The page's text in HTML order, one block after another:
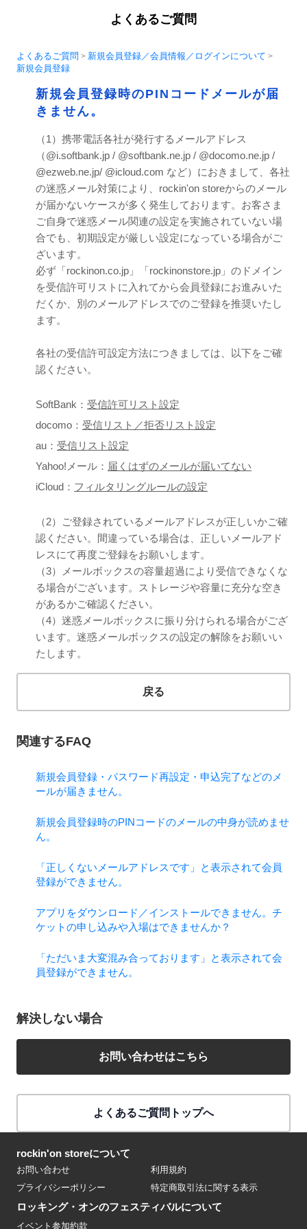
よくあるご質問
よくあるご質問 > 新規会員登録／会員情報／ログインについて >
新規会員登録
新規会員登録時のPINコードメールが届
きません。
（1）携帯電話各社が発行するメールアドレス
（@i.softbank.jp / @softbank.ne.jp / @docomo.ne.jp /
@ezweb.ne.jp/ @icloud.com など）におきまして、各社
の迷惑メール対策により、rockin'on storeからのメール
が届かないケースが多く発生しております。お客さま
ご自身で迷惑メール関連の設定を実施されていない場
合でも、初期設定が厳しい設定になっている場合がご
ざいます。
必ず「rockinon.co.jp」「rockinonstore.jp」のドメイン
を受信許可リストに入れてから会員登録にお進みいた
だくか、別のメールアドレスでのご登録を推奨いたし
ます。
各社の受信許可設定方法につきましては、以下をご確
認ください。
SoftBank： 受信許可リスト設定
docomo： 受信リスト／拒否リスト設定
au： 受信リスト設定
Yahoo!メール： 届くはずのメールが届いてない
iCloud： フィルタリングルールの設定
（2）ご登録されているメールアドレスが正しいかご確
認ください。間違っている場合は、正しいメールアド
レスにて再度ご登録をお願いします。
（3）メールボックスの容量超過により受信できなくな
る場合がございます。ストレージや容量に充分な空き
があるかご確認ください。
（4）迷惑メールボックスに振り分けられる場合がござ
います。迷惑メールボックスの設定の解除をお願いい
たします。
戻る
関連するFAQ
新規会員登録・パスワード再設定・申込完了などのメ
ールが届きません。
新規会員登録時のPINコードのメールの中身が読めませ
ん。
「正しくないメールアドレスです」と表示されて会員
登録ができません。
アプリをダウンロード／インストールできません。チ
ケットの申し込みや入場はできませんか？
「ただいま大変混み合っております」と表示されて会
員登録ができません。
解決しない場合
お問い合わせはこちら
よくあるご質問トップへ
rockin'on storeについて
お問い合わせ
利用規約
プライバシーポリシー
特定商取引法に関する表示
ロッキング・オンのフェスティバルについて
イベント参加約款